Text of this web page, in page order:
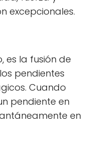
excepcionales.
es la fusión de
pendientes
Cuando
pendiente en
en